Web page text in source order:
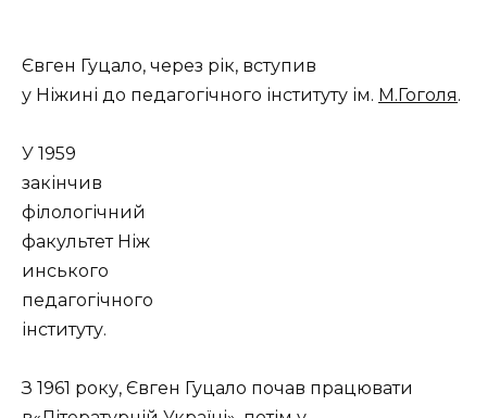
Євген Гуцало, через рік, вступив
у Ніжині до педагогічного інституту ім. М.Гоголя.
У 1959
закінчив
філологічний
факультет Ніж
инського
педагогічного
інституту.
З 1961 року, Євген Гуцало почав працювати